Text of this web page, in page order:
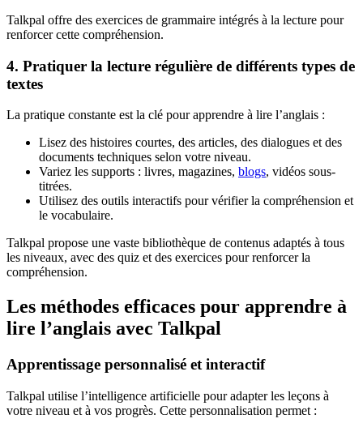
Talkpal offre des exercices de grammaire intégrés à la lecture pour
renforcer cette compréhension.
4. Pratiquer la lecture régulière de différents types de
textes
La pratique constante est la clé pour apprendre à lire l’anglais :
Lisez des histoires courtes, des articles, des dialogues et des
documents techniques selon votre niveau.
Variez les supports : livres, magazines, blogs, vidéos sous-
titrées.
Utilisez des outils interactifs pour vérifier la compréhension et
le vocabulaire.
Talkpal propose une vaste bibliothèque de contenus adaptés à tous
les niveaux, avec des quiz et des exercices pour renforcer la
compréhension.
Les méthodes efficaces pour apprendre à
lire l’anglais avec Talkpal
Apprentissage personnalisé et interactif
Talkpal utilise l’intelligence artificielle pour adapter les leçons à
votre niveau et à vos progrès. Cette personnalisation permet :